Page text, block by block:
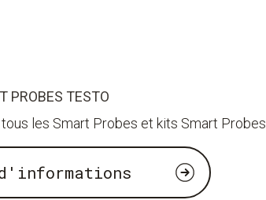
PROBES TESTO
les Smart Probes et kits Smart Probes